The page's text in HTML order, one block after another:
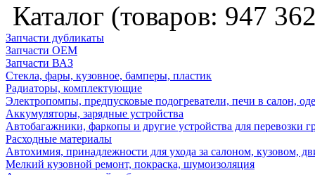
Каталог (товаров: 947
Запчасти дубликаты
Запчасти ОЕМ
Запчасти ВАЗ
Стекла, фары, кузовное, бамперы, пластик
Радиаторы, комплектующие
Электропомпы, предпусковые подогреватели, печи в салон,
Аккумуляторы, зарядные устройства
Автобагажники, фаркопы и другие устройства для перевозки
Расходные материалы
Автохимия, принадлежности для ухода за салоном, кузовом,
Мелкий кузовной ремонт, покраска, шумоизоляция